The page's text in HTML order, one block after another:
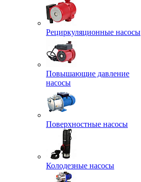
Рециркуляционные насосы
Повышающие давление
насосы
Поверхностные насосы
Колодезные насосы